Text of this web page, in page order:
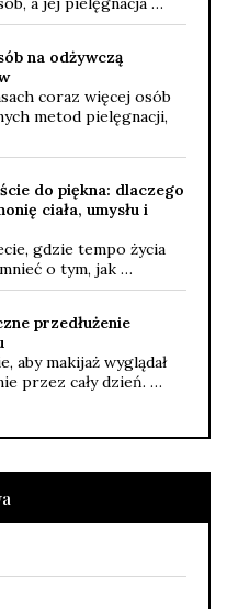
na odżywczą
coraz więcej osób
metod pielęgnacji,
do piękna: dlaczego
ciała, umysłu i
gdzie tempo życia
o tym, jak …
przedłużenie
aby makijaż wyglądał
przez cały dzień. …